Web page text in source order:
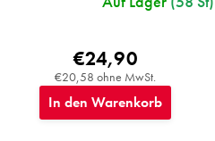
€20,58 ohne MwSt.
€24,90
In den Warenkorb